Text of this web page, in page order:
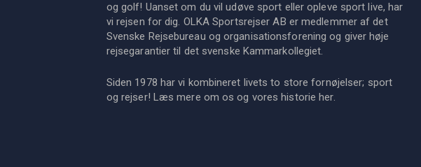
og golf! Uanset om du vil udøve sport eller opleve sport live, har
vi rejsen for dig. OLKA Sportsrejser AB er medlemmer af det
Svenske Rejsebureau og organisationsforening og giver høje
rejsegarantier til det svenske Kammarkollegiet.
Siden 1978 har vi kombineret livets to store fornøjelser; sport
og rejser! Læs mere om os og vores historieher.